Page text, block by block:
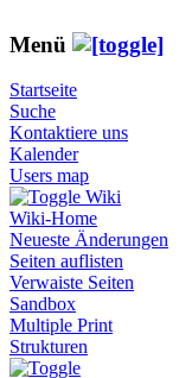
Menü
Startseite
Suche
Kontaktiere uns
Kalender
Users map
Wiki
Wiki-Home
Neueste Änderungen
Seiten auflisten
Verwaiste Seiten
Sandbox
Multiple Print
Strukturen